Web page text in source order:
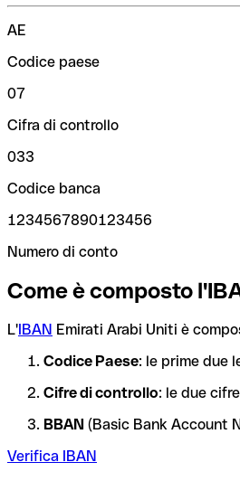
AE
Codice paese
07
Cifra di controllo
033
Codice banca
1234567890123456
Numero di conto
Come è composto
L'IBAN Emirati Arabi Uniti è
Codice Paese: le prime due
Cifre di controllo: le due
BBAN (Basic Bank Account
Verifica IBAN